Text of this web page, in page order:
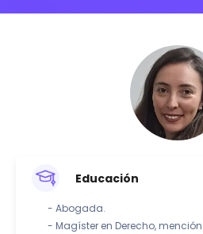
Educación
- Abogada.
- Magíster en Derecho,